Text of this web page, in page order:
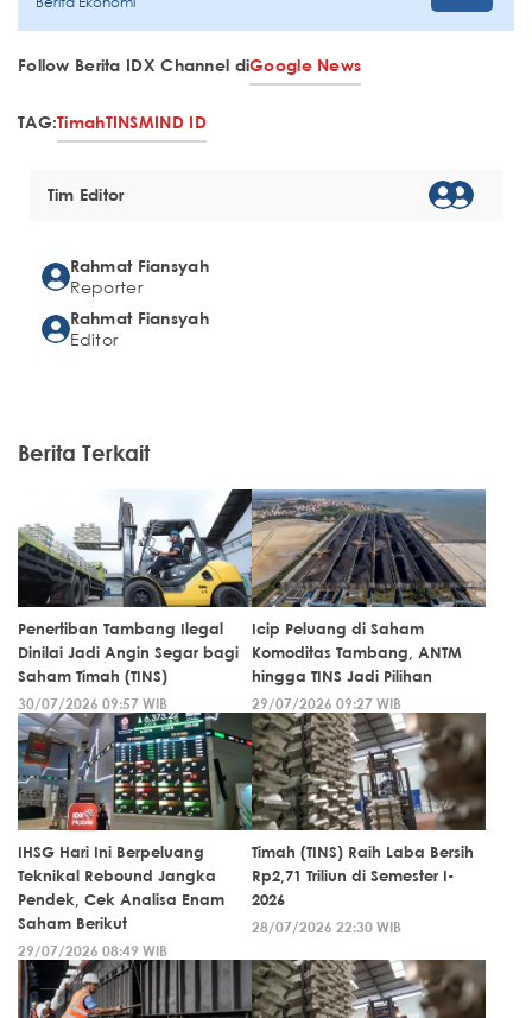
Follow Berita IDX Channel diGoogle News
TAG:TimahTINSMIND ID
Tim Editor
Rahmat Fiansyah
Reporter
Rahmat Fiansyah
Editor
Berita Terkait
Penertiban Tambang Ilegal
Dinilai Jadi Angin Segar bagi
Saham Timah (TINS)
30/07/2026 09:57 WIB
Icip Peluang di Saham
Komoditas Tambang, ANTM
hingga TINS Jadi Pilihan
29/07/2026 09:27 WIB
IHSG Hari Ini Berpeluang
Teknikal Rebound Jangka
Pendek, Cek Analisa Enam
Saham Berikut
29/07/2026 08:49 WIB
Timah (TINS) Raih Laba Bersih
Rp2,71 Triliun di Semester I-
2026
28/07/2026 22:30 WIB